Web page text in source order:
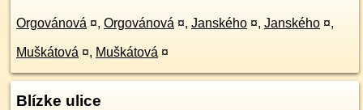
Orgovánová ¤, Orgovánová ¤, Janského ¤, Janského ¤,
Muškátová ¤, Muškátová ¤
Blízke ulice